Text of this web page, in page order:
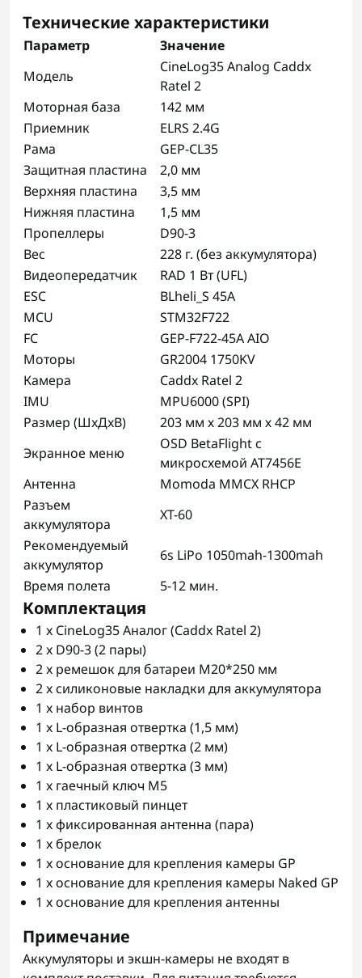
Технические характеристики
Параметр
Значение
Модель
CineLog35 Analog Caddx
Ratel 2
Моторная база
142 мм
Приемник
ELRS 2.4G
Рама
GEP-CL35
Защитная пластина
2,0 мм
Верхняя пластина
3,5 мм
Нижняя пластина
1,5 мм
Пропеллеры
D90-3
Вес
228 г. (без аккумулятора)
Видеопередатчик
RAD 1 Вт (UFL)
ESC
BLheli_S 45A
MCU
STM32F722
FC
GEP-F722-45A AIO
Моторы
GR2004 1750KV
Камера
Caddx Ratel 2
IMU
MPU6000 (SPI)
Размер (ШxДxВ)
203 мм х 203 мм х 42 мм
Экранное меню
OSD BetaFlight с
микросхемой AT7456E
Антенна
Momoda MMCX RHCP
Разъем
аккумулятора
XT-60
Рекомендуемый
аккумулятор
6s LiPo 1050mah-1300mah
Время полета
5-12 мин.
Комплектация
1 x CineLog35 Аналог (Caddx Ratel 2)
2 x D90-3 (2 пары)
2 x ремешок для батареи M20*250 мм
2 x силиконовые накладки для аккумулятора
1 x набор винтов
1 x L-образная отвертка (1,5 мм)
1 x L-образная отвертка (2 мм)
1 x L-образная отвертка (3 мм)
1 x гаечный ключ M5
1 x пластиковый пинцет
1 x фиксированная антенна (пара)
1 x брелок
1 x основание для крепления камеры GP
1 x основание для крепления камеры Naked GP
1 x основание для крепления антенны
Примечание
Аккумуляторы и экшн-камеры не входят в